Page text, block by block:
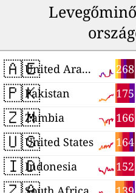
🇦🇪 268
United Arab Emirates
🇵🇰 175
Pakistan
🇿🇲 166
Zambia
🇺🇸 164
United States
🇮🇩 152
Indonesia